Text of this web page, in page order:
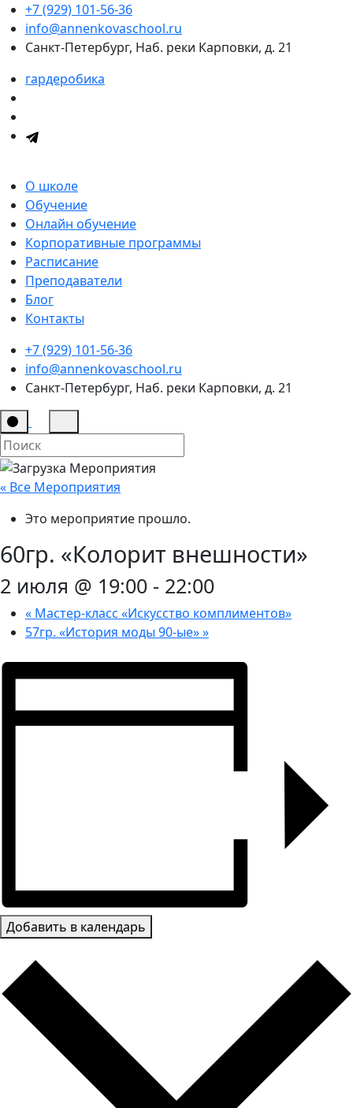
+7 (929) 101-56-36
info@annenkovaschool.ru
Санкт-Петербург, Наб. реки Карповки, д. 21
гардеробика
О школе
Обучение
Онлайн обучение
Корпоративные программы
Расписание
Преподаватели
Блог
Контакты
+7 (929) 101-56-36
info@annenkovaschool.ru
Санкт-Петербург, Наб. реки Карповки, д. 21
« Все Мероприятия
Это мероприятие прошло.
60гр. «Колорит внешности»
2 июля @ 19:00 - 22:00
« Мастер-класс «Искусство комплиментов»
57гр. «История моды 90-ые»»
Добавить в календарь